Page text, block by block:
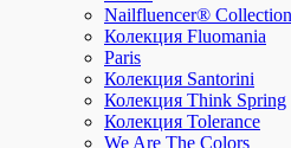
Nailfluencer® Collection
Колекция Fluomania
Paris
Колекция Santorini
Колекция Think Spring
Колекция Tolerance
We Are The Colors